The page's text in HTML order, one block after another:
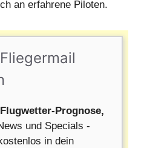
an erfahrene Piloten.
Prognose,
und Specials -
in dein